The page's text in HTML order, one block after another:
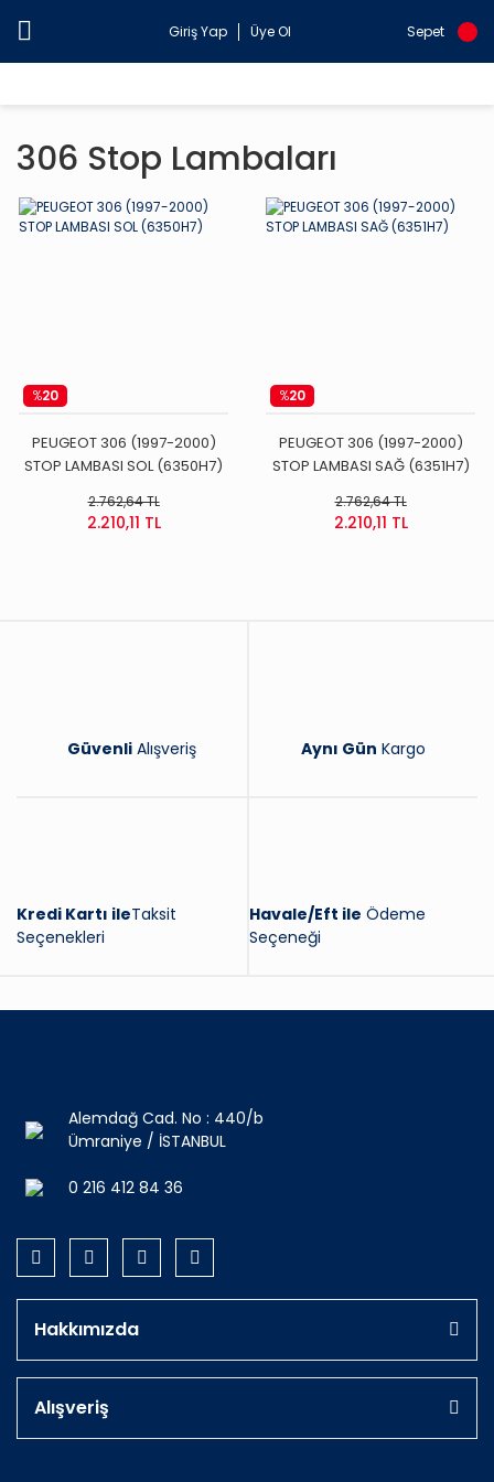
Giriş Yap Üye Ol Sepet
306 Stop Lambaları
%20
PEUGEOT 306 (1997-2000)
STOP LAMBASI SOL (6350H7)
2.762,64 TL
2.210,11 TL
%20
PEUGEOT 306 (1997-2000)
STOP LAMBASI SAĞ (6351H7)
2.762,64 TL
2.210,11 TL
Güvenli Alışveriş Aynı Gün Kargo
Kredi Kartı ileTaksit
Seçenekleri
Havale/Eft ile Ödeme
Seçeneği
Alemdağ Cad. No : 440/b
Ümraniye / İSTANBUL
0 216 412 84 36
Hakkımızda
Alışveriş